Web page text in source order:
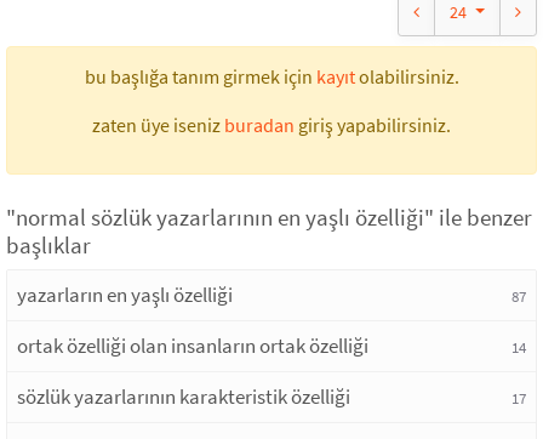
24
bu başlığa tanım girmek için kayıtolabilirsiniz.
zaten üye iseniz buradan giriş yapabilirsiniz.
"normal sözlük yazarlarının en yaşlı özelliği" ile benzer
başlıklar
yazarların en yaşlı özelliği 87
ortak özelliği olan insanların ortak özelliği 14
sözlük yazarlarının karakteristik özelliği 17